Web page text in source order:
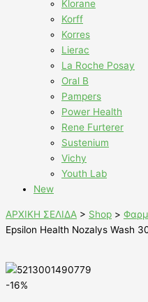
Klorane
Korff
Korres
Lierac
La Roche Posay
Oral B
Pampers
Power Health
Rene Furterer
Sustenium
Vichy
Youth Lab
New
ΑΡΧΙΚΗ ΣΕΛΙΔΑ > Shop >
Epsilon Health Nozalys Wash
-16%